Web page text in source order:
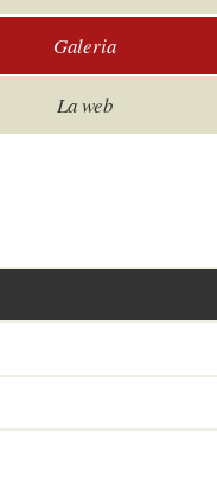
Galeria
La web